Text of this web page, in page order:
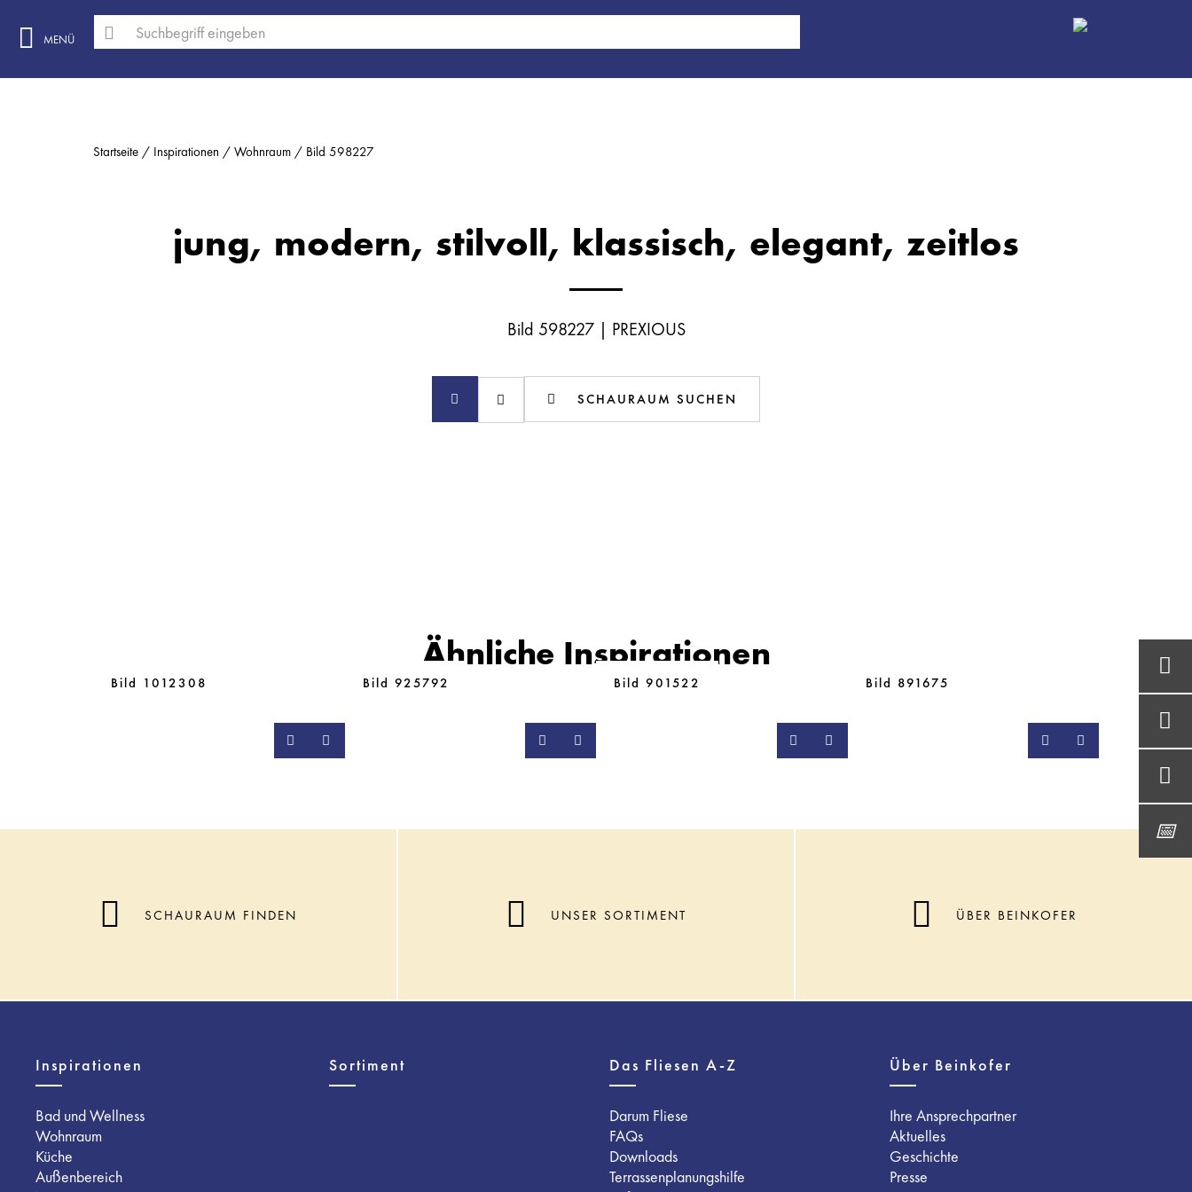
MENÜ
Startseite Inspirationen Wohnraum Bild 598227
jung, modern, stilvoll, klassisch, elegant, zeitlos
Bild 598227 | PREXIOUS
SCHAURAUM SUCHEN
Ähnliche Inspirationen
Bild 1012308 Bild 925792 Bild 901522 Bild 891675
SCHAURAUM FINDEN UNSER SORTIMENT ÜBER BEINKOFER
Inspirationen
Bad und Wellness
Wohnraum
Küche
Außenbereich
Sortiment Das Fliesen A-Z
Darum Fliese
FAQs
Downloads
Terrassenplanungshilfe
Über Beinkofer
Ihre Ansprechpartner
Aktuelles
Geschichte
Presse